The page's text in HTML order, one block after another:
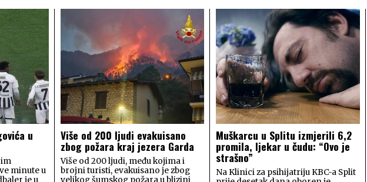
u
minute u
Više od 200 ljudi evakuisano
zbog požara kraj jezera Garda
Više od 200 ljudi, među kojima i
brojni turisti, evakuisano je zbog
Muškarcu u Splitu izmjerili 6,2
promila, ljekar u čudu: “Ovo je
strašno”
Na Klinici za psihijatriju KBC-a Split